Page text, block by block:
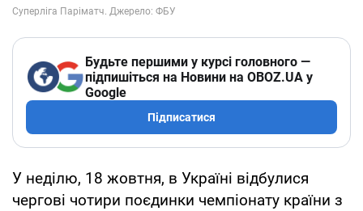
Будьте першими у курсі головного —
підпишіться на Новини на OBOZ.UA у
Google
Підписатися
У неділю, 18 жовтня, в Україні відбулися
чергові чотири поєдинки чемпіонату країни з